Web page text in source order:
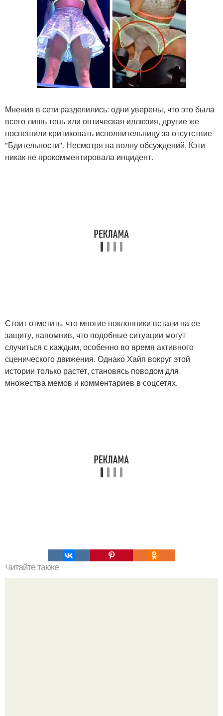
Мнения в сети разделились: одни уверены, что это была
всего лишь тень или оптическая иллюзия, другие же
поспешили критиковать исполнительницу за отсутствие
"Бдительности". Несмотря на волну обсуждений, Кэти
никак не прокомментировала инцидент.
Стоит отметить, что многие поклонники встали на ее
защиту, напомнив, что подобные ситуации могут
случиться с каждым, особенно во время активного
сценического движения. Однако Хайп вокруг этой
истории только растет, становясь поводом для
множества мемов и комментариев в соцсетях.
Читайте также